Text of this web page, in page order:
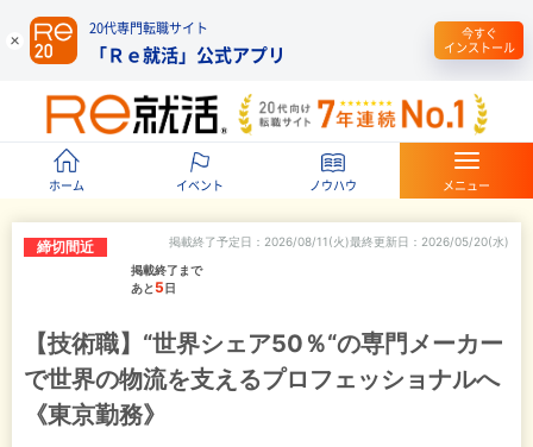
20代専門転職サイト
「Ｒｅ就活」公式アプリ
今すぐ
インストール
ホーム イベント ノウハウ メニュー
締切間近 最終更新日 2026/05/20(水)
掲載終了予定日
2026/08/11(火)
掲載終了まで
あと 5日
【技術職】“世界シェア50％“の専門メーカー
で世界の物流を支えるプロフェッショナルへ
《東京勤務》